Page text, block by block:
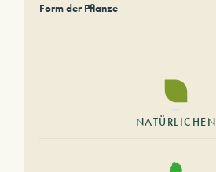
Form der Pflanze
NATÜRLICHEN